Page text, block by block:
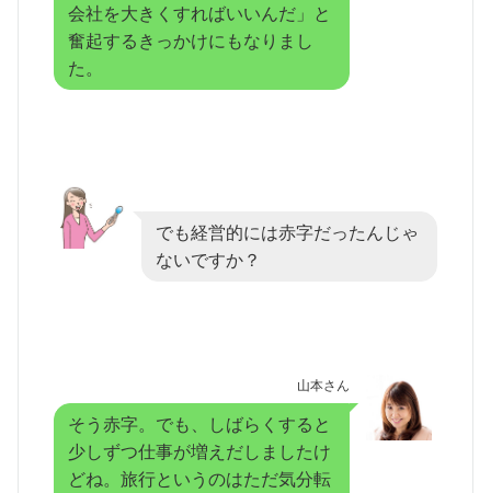
会社を大きくすればいいんだ」と
奮起するきっかけにもなりまし
た。
でも経営的には赤字だったんじゃ
ないですか？
山本さん
そう赤字。でも、しばらくすると
少しずつ仕事が増えだしましたけ
どね。旅行というのはただ気分転